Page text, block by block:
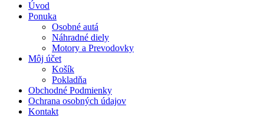
Úvod
Ponuka
Osobné autá
Náhradné diely
Motory a Prevodovky
Môj účet
Košík
Pokladňa
Obchodné Podmienky
Ochrana osobných údajov
Kontakt